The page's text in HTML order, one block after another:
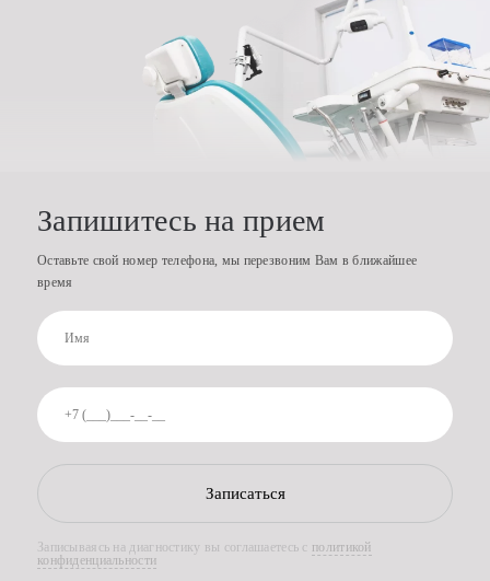
Запишитесь на прием
Оставьте свой номер телефона, мы перезвоним Вам в ближайшее
время
Записаться
Записываясь на диагностику вы соглашаетесь с политикой
конфиденциальности